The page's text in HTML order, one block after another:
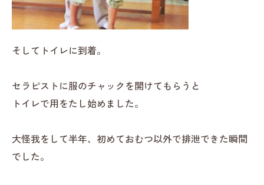
そしてトイレに到着。
セラピストに服のチャックを開けてもらうと
トイレで用をたし始めました。
大怪我をして半年、初めておむつ以外で排泄できた瞬間
でした。